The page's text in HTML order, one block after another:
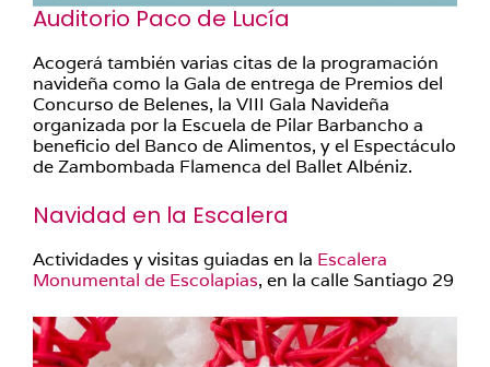
Auditorio Paco de Lucía
Acogerá también varias citas de la programación
navideña como la Gala de entrega de Premios del
Concurso de Belenes, la VIII Gala Navideña
organizada por la Escuela de Pilar Barbancho a
beneficio del Banco de Alimentos, y el Espectáculo
de Zambombada Flamenca del Ballet Albéniz.
Navidad en la Escalera
Actividades y visitas guiadas en la Escalera
Monumental de Escolapias, en la calle Santiago 29